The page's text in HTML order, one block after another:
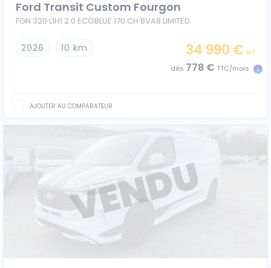
Ford Transit Custom Fourgon
FGN 320 L1H1 2.0 ECOBLUE 170 CH BVA8 LIMITED
2026 10 km 34 990 € HT
dès 778 € TTC/mois
AJOUTER AU COMPARATEUR